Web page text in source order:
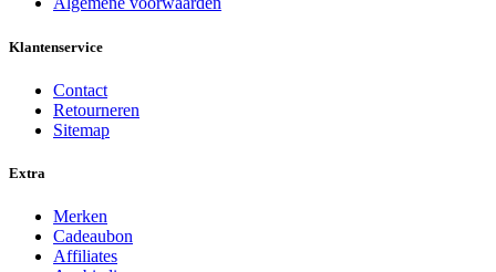
Klantenservice
Contact
Retourneren
Sitemap
Extra
Merken
Cadeaubon
Affiliates